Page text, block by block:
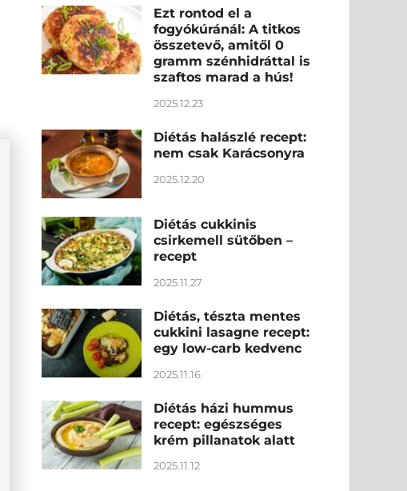
Ezt rontod el a
fogyókúránál: A titkos
összetevő, amitől 0
gramm szénhidráttal is
szaftos marad a hús!
2025.12.23
Diétás halászlé recept:
nem csak Karácsonyra
2025.12.20
Diétás cukkinis
csirkemell sütőben –
recept
2025.11.27
Diétás, tészta mentes
cukkini lasagne recept:
egy low-carb kedvenc
2025.11.16
Diétás házi hummus
recept: egészséges
krém pillanatok alatt
2025.11.12